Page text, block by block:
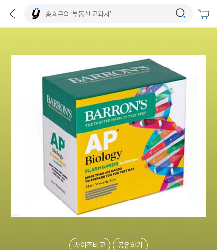
사이즈비교 공유하기